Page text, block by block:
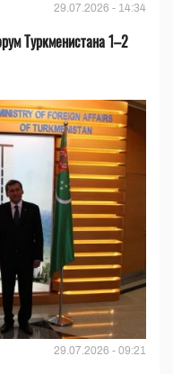
29.07.2026 - 14:34
Туркменистана 1–2
29.07.2026 - 09:21